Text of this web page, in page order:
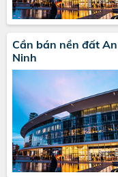
Cần bán nền đất
Ninh